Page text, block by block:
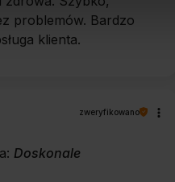
problemów. Bardzo
klienta.
zweryfikowano
Doskonale